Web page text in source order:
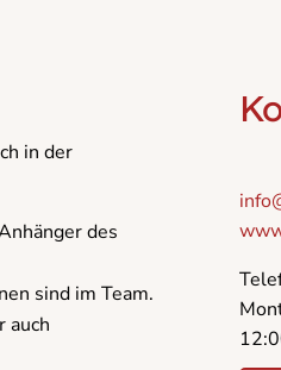
in der
des
sind im Team.
auch